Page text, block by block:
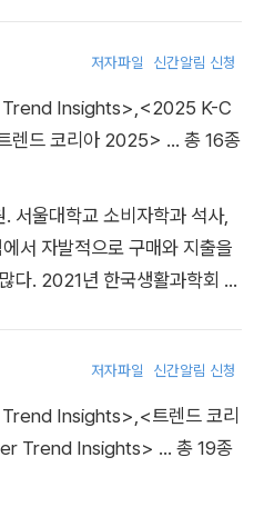
Central Saint Martins in
from Seoul National Univers
[CX] innovation. H
products, discover
models, establishing CX-
and designing product a
in the Department of
Sungshin Women’s Univer
publishing papers in
international journals. As an
she has been writin
eun’s Trend Touch” for the
뷰티 트렌드』 및 〈김난도의 미
했다. 대구TBN ‘Trend A to Z’
》에 트렌드 칼럼을 기고하고 있
책과정에서 ‘소비사회와 트렌
서관에서 트렌드 강의를 진행
보험·올리브영·배달의민족 등
젝트를 수행하고 있다. Hye
research fellow at CTC. S
PhD degrees in Consumer
effects), changes in co
advances, and cul
gained while working
저자파일 신간알림 신청
Insights>,<2025 K-C
렌드 코리아 2025> … 총 16종
서울대학교 소비자학과 석사,
서 자발적으로 구매와 지출을
다. 2021년 한국생활과학회 우
기업과 소비트렌드 분석 프로
she is attending a Ph
researcher at CTC. He
저자파일 신간알림 신청
Insights>,<트렌드 코리
Trend Insights> … 총 19종